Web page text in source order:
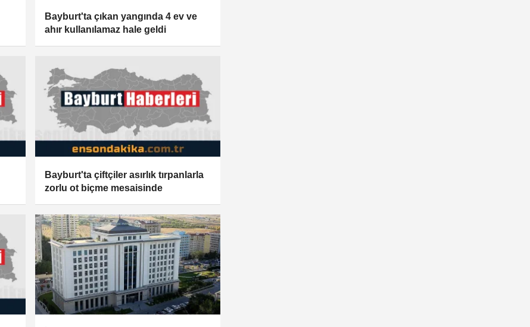
Bayburt'ta çıkan yangında 4 ev ve
ahır kullanılamaz hale geldi
Bayburt'ta çiftçiler asırlık tırpanlarla
zorlu ot biçme mesaisinde